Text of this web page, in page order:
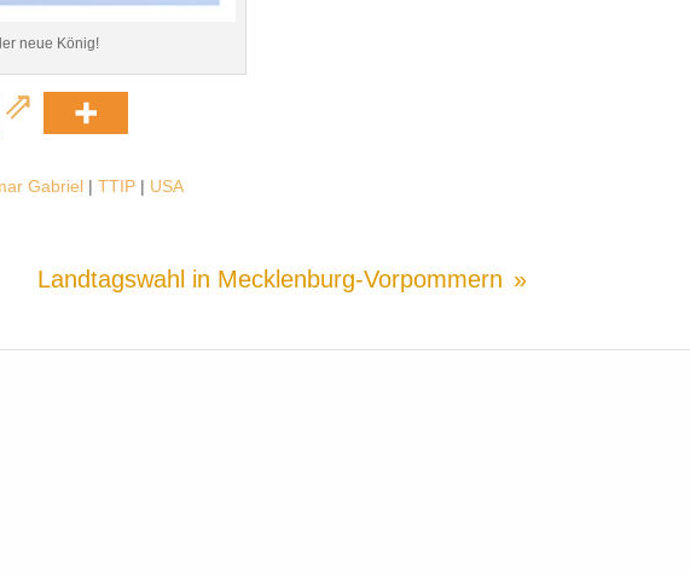
neue König!
Gabriel| TTIP| USA
Landtagswahl in Mecklenburg-Vorpommern